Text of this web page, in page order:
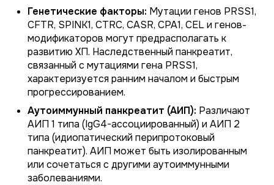
Генетические факторы: Мутации генов PRSS1,
CFTR, SPINK1, CTRC, CASR, CPA1, CEL и генов-
модификаторов могут предрасполагать к
развитию ХП. Наследственный панкреатит,
связанный с мутациями гена PRSS1,
характеризуется ранним началом и быстрым
прогрессированием.
Аутоиммунный панкреатит (АИП): Различают
АИП 1 типа (IgG4-ассоциированный) и АИП 2
типа (идиопатический перипротоковый
панкреатит). АИП может быть изолированным
или сочетаться с другими аутоиммунными
заболеваниями.